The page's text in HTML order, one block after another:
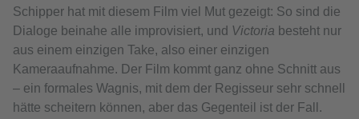
Schipper hat mit diesem Film viel Mut gezeigt: So sind die
Dialoge beinahe alle improvisiert, und Victoria besteht nur
aus einem einzigen Take, also einer einzigen
Kameraaufnahme. Der Film kommt ganz ohne Schnitt aus
– ein formales Wagnis, mit dem der Regisseur sehr schnell
hätte scheitern können, aber das Gegenteil ist der Fall.